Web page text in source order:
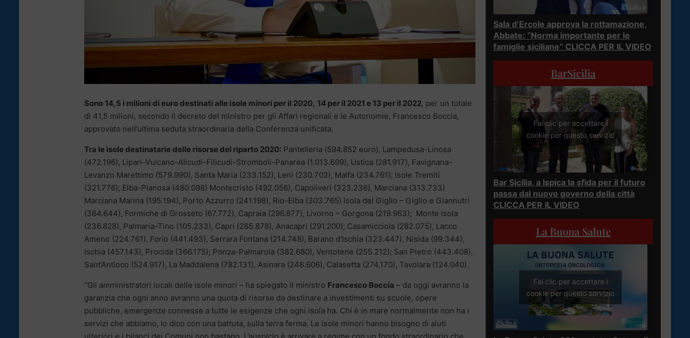
Sono 14,5 i milioni di euro destinati alle isole minori per il 2020, 14 per il 2021 e 13 per il 2022, per un totale
di 41,5 milioni, secondo il decreto del ministro per gli Affari regionali e le Autonomie, Francesco Boccia,
approvato nell’ultima seduta straordinaria della Conferenza unificata.
Tra le isole destinatarie delle risorse del riparto 2020: Pantelleria (594.852 euro), Lampedusa-Linosa
(472.196), Lipari-Vulcano-Alicudi-Filicudi-Stromboli-Panarea (1.013.699), Ustica (281.917), Favignana-
Levanzo Marettimo (579.990), Santa Maria (233.152), Leni (230.702), Malfa (234.761); Isole Tremiti
(321.776); Elba-Pianosa (480.098) Montecristo (492.056), Capoliveri (323.236), Marciana (313.733)
Marciana Marina (195.194), Porto Azzurro (241.198), Rio-Elba (303.765) Isola del Giglio – Giglio e Giannutri
(364.644), Formiche di Grosseto (67.772), Capraia (296.877), Livorno – Gorgona (219.963); Monte Isola
(236.828), Palmaria-Tino (105.233), Capri (285.878), Anacapri (291.200); Casamicciola (282.075), Lacco
Ameno (224.761), Forio (441.493), Serrara Fontana (214.748), Barano d’Ischia (323.447), Nisida (99.344),
Ischia (457.143), Procida (366.175); Ponza-Palmarola (382.680), Ventotene (255.212); San Pietro (443.408),
Sant’Antioco (524.917), La Maddalena (782.131), Asinara (248.606), Calasetta (274.170), Tavolara (124.040).
“Gli amministratori locali delle isole minori – ha spiegato il ministro Francesco Boccia – da oggi avranno la
garanzia che ogni anno avranno una quota di risorse da destinare a investimenti su scuole, opere
pubbliche, emergenze connesse a tutte le esigenze che ogni isola ha. Chi è in mare normalmente non ha i
servizi che abbiamo, lo dico con una battuta, sulla terra ferma. Le isole minori hanno bisogno di aiuti
Sala d’Ercole approva la rottamazione,
Abbate: “Norma importante per le
famiglie siciliane” CLICCA PER IL VIDEO
BarSicilia
Fai clic per accettare i
cookie per questo servizio
Bar Sicilia, a Ispica la sfida per il futuro
passa dal nuovo governo della città
CLICCA PER IL VIDEO
La Buona Salute
Fai clic per accettare i
cookie per questo servizio